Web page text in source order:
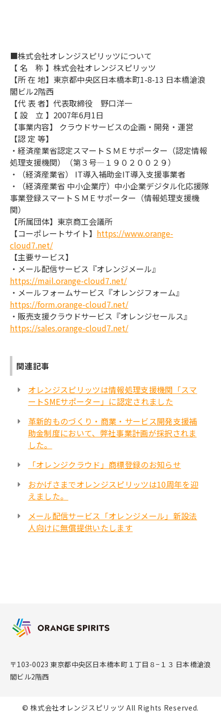
■株式会社オレンジスピリッツについて
【 名 称 】株式会社オレンジスピリッツ
【所 在 地】東京都中央区日本橋本町1-8-13 日本橋滄浪
閣ビル2階西
【代 表 者】代表取締役 野口洋一
【 設 立 】2007年6月1日
【事業内容】 クラウドサービスの企画・開発・運営
【認 定 等】
・経済産業省認定スマートＳＭＥサポーター（認定情報
処理支援機関）（第３号―１９０２００２９）
・（経済産業省） IT導入補助金IT導入支援事業者
・（経済産業省 中小企業庁）中小企業デジタル化応援隊
事業登録スマートＳＭＥサポーター（情報処理支援機
関）
【所属団体】東京商工会議所
【コーポレートサイト】 https://www.orange-
cloud7.net/
【主要サービス】
・メール配信サービス『オレンジメール』
https://mail.orange-cloud7.net/
・メールフォームサービス『オレンジフォーム』
https://form.orange-cloud7.net/
・販売支援クラウドサービス『オレンジセールス』
https://sales.orange-cloud7.net/
関連記事
オレンジスピリッツは情報処理支援機関「スマ
ートSMEサポーター」に認定されました
革新的ものづくり・商業・サービス開発支援補
助金制度において、弊社事業計画が採択されま
した。
「オレンジクラウド」商標登録のお知らせ
おかげさまでオレンジスピリッツは10周年を迎
えました。
メール配信サービス「オレンジメール」新設法
人向けに無償提供いたします
〒103-0023 東京都中央区日本橋本町１丁目８−１３ 日本橋滄浪
閣ビル2階西
© 株式会社オレンジスピリッツ All Rights Reserved.